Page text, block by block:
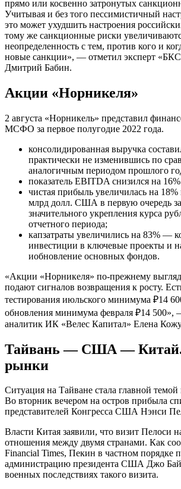
прямо или косвенно затронутых
Учитывая и без того пессимистичный
это может ухудшить настроения
тому же санкционные риски
неопределенность с тем, против кого и
новые санкции», — отметил эксперт
Дмитрий Бабин.
Акции «Норникеля»
2 августа «Норникель» представил
МСФО за первое полугодие 2022 года.
консолидированная выручка
практически не изменившись по
аналогичным периодом прошлого
показатель EBITDA снизился на
чистая прибыль увеличилась на 18%
млрд долл. США в первую очередь за
значительного укрепления курса
отчетного периода;
капзатраты увеличились на 83% —
инвестиции в ключевые проекты и
иобновление основных фондов.
«Акции «Норникеля» по-прежнему
подают сигналов возвращения к росту.
тестирования июльского минимума ₽14
обновления минимума февраля ₽14 500»,
аналитик ИК «Велес Капитал» Елена
Тайвань — США — Китай.
рынки
Ситуация на Тайване стала главной
Во вторник вечером на остров прибыла
представителей Конгресса США Нэнси
Власти Китая заявили, что визит Пелоси
отношения между двумя странами. Как
Financial Times, Пекин в частном порядке
администрацию президента США Джо
военных последствиях такого визита.